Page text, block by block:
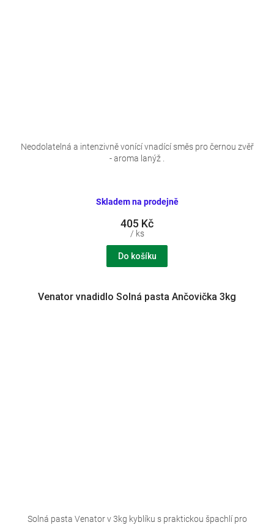
Skladem na prodejně
405 Kč
/ ks
Do košíku
Neodolatelná a intenzivně vonící vnadící směs pro černou zvěř
- aroma lanýž .
Venator vnadidlo Solná pasta Ančovička 3kg
Solná pasta Venator v 3kg kyblíku s praktickou špachlí pro